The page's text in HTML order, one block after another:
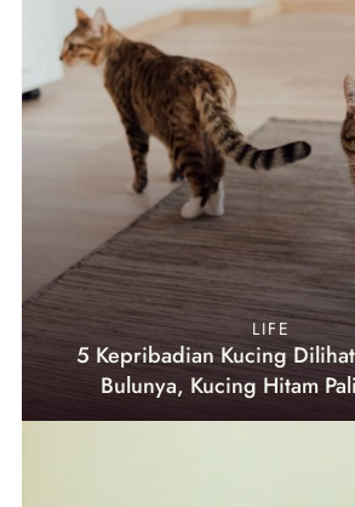
LIFE
5 Kepribadian Kucing
Bulunya, Kucing Hitam